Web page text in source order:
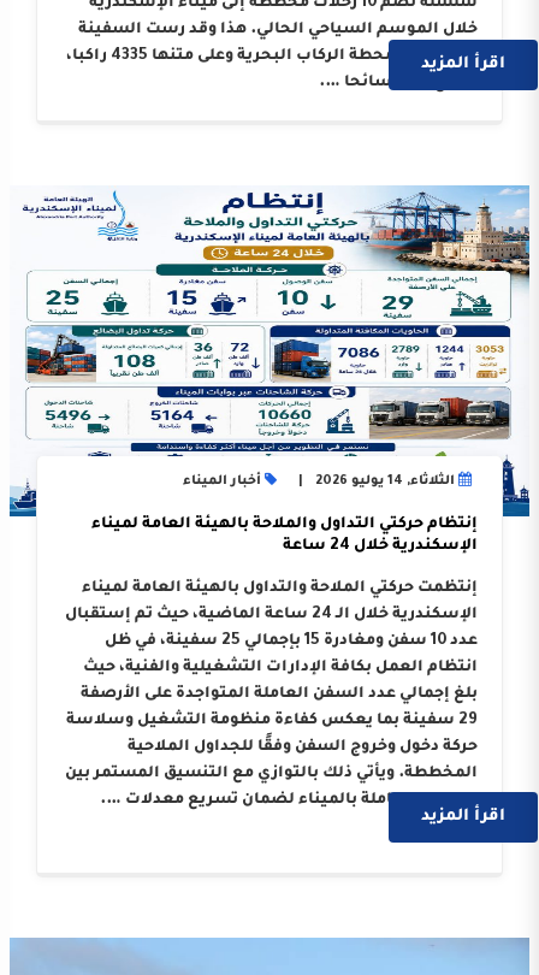
سلسلة تضم 10 رحلات مخططة إلى ميناء الإسكندرية
خلال الموسم السياحي الحالي. هذا وقد رست السفينة
على أرصفة محطة الركاب البحرية وعلى متنها 4335 راكبا،
اقرأ المزيد
الثلاثاء, 14 يوليو 2026 أخبار الميناء
إنتظام حركتي التداول والملاحة بالهيئة العامة لميناء
الإسكندرية خلال 24 ساعة
إنتظمت حركتي الملاحة والتداول بالهيئة العامة لميناء
الإسكندرية خلال الـ 24 ساعة الماضية، حيث تم إستقبال
عدد 10 سفن ومغادرة 15 بإجمالي 25 سفينة، في ظل
انتظام العمل بكافة الإدارات التشغيلية والفنية، حيث
بلغ إجمالي عدد السفن العاملة المتواجدة على الأرصفة
29 سفينة بما يعكس كفاءة منظومة التشغيل وسلاسة
حركة دخول وخروج السفن وفقًا للجداول الملاحية
المخططة. ويأتي ذلك بالتوازي مع التنسيق المستمر بين
الجهات العاملة بالميناء لضمان تسريع معدلات ….
اقرأ المزيد